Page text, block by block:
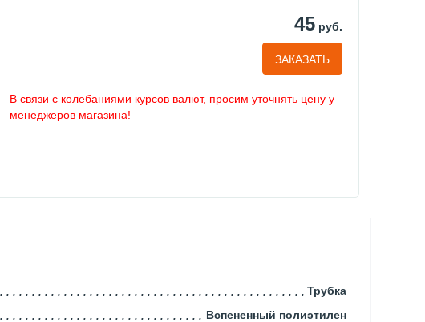
45руб.
ЗАКАЗАТЬ
В связи с колебаниями курсов валют, просим уточнять цену у
менеджеров магазина!
Трубка
Вспененный полиэтилен